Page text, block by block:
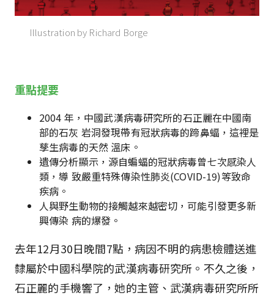
Illustration by Richard Borge
重點提要
2004 年，中國武漢病毒研究所的石正麗在中國南
部的石灰 岩洞發現帶有冠狀病毒的蹄鼻蝠，這裡是
孳生病毒的天然 溫床。
遺傳分析顯示，源自蝙蝠的冠狀病毒曾七次感染人
類，導 致嚴重特殊傳染性肺炎(COVID-19)等致命
疾病。
人與野生動物的接觸越來越密切，可能引發更多新
興傳染 病的爆發。
去年12月30日晚間7點，病因不明的病患檢體送進
隸屬於中國科學院的武漢病毒研究所。不久之後，
石正麗的手機響了，她的主管、武漢病毒研究所所